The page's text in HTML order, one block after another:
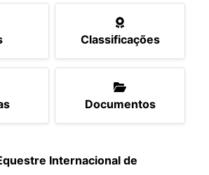
Classificações
Documentos
Internacional de